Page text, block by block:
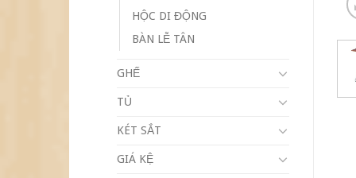
HỘC DI ĐỘNG
BÀN LỄ TÂN
GHẾ
TỦ
KÉT SẮT
GIÁ KỆ